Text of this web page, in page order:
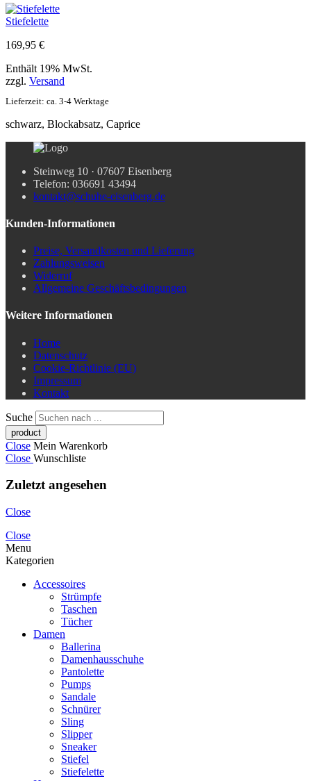
Stiefelette
169,95 €
Enthält 19% MwSt.
zzgl. Versand
Lieferzeit: ca. 3-4 Werktage
schwarz, Blockabsatz, Caprice
Steinweg 10 · 07607 Eisenberg
Telefon: 036691 43494
kontakt@schuhe-eisenberg.de
Kunden-Informationen
Preise, Versandkosten und Lieferung
Zahlungsweisen
Widerruf
Allgemeine Geschäftsbedingungen
Weitere Informationen
Home
Datenschutz
Cookie-Richtlinie (EU)
Impressum
Kontakt
Suche
Close Mein Warenkorb
Close Wunschliste
Zuletzt angesehen
Close
Close
Menu
Kategorien
Accessoires
Strümpfe
Taschen
Tücher
Damen
Ballerina
Damenhausschuhe
Pantolette
Pumps
Sandale
Schnürer
Sling
Slipper
Sneaker
Stiefel
Stiefelette